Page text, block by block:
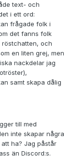
text- och
i ett ord:
frågade folk i
det fanns folk
och
en liten grej, men
nackdelar jag
samt skapa dålig
till med
inte skapar några
ha? Jag påstår
än Discord:s.